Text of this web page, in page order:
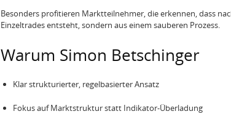
Besonders profitieren Marktteilnehmer, die erkennen, dass
Einzeltrades entsteht, sondern aus einem sauberen Prozess.
Warum Simon Betschinger
Klar strukturierter, regelbasierter Ansatz
Fokus auf Marktstruktur statt Indikator-Überladung